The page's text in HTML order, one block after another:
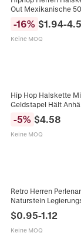
Out Mexikanische
Anhänger
Strass Panzerkette
-16% $1.94-
Keine MOQ
Hip Hop Halskette
Geldstapel Hält
Pavé Legierung
Unisex Streetwear
-5% $4.58
Keine MOQ
Retro Herren
Naturstein
Streetwear Schmuck
$0.95-1.12
Keine MOQ